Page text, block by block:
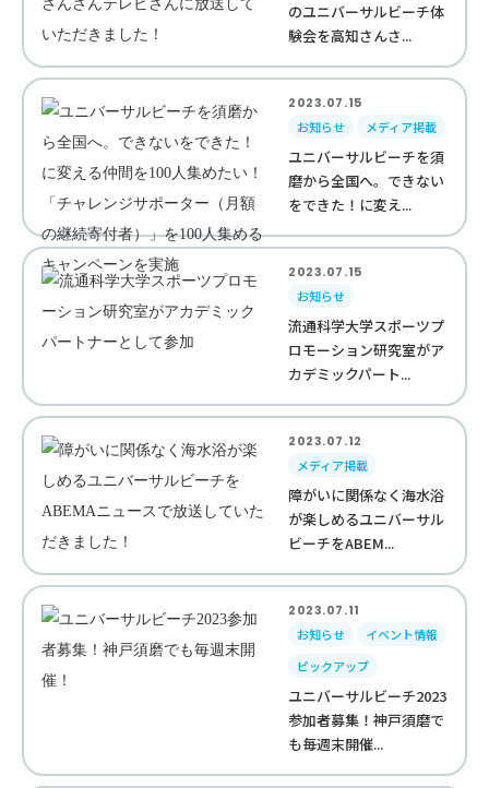
のユニバーサルビーチ体
験会を高知さんさ...
2023.07.15
お知らせ
メディア掲載
ユニバーサルビーチを須
磨から全国へ。できない
をできた！に変え...
2023.07.15
お知らせ
流通科学大学スポーツプ
ロモーション研究室がア
カデミックパート...
2023.07.12
メディア掲載
障がいに関係なく海水浴
が楽しめるユニバーサル
ビーチをABEM...
2023.07.11
お知らせ
イベント情報
ピックアップ
ユニバーサルビーチ2023
参加者募集！神戸須磨で
も毎週末開催...